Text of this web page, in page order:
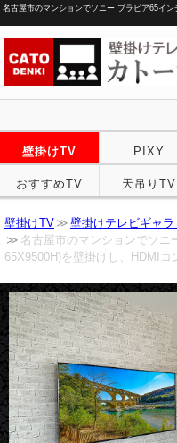
名古屋市のマンションでソニー ブラビア65イ
壁掛けTV PIXY
おすすめTV 天吊りTV
壁掛けTV
壁掛けテレビギャラ
名古屋市のマンションでソニ
65X9500H)を壁掛けし、HDMIコ